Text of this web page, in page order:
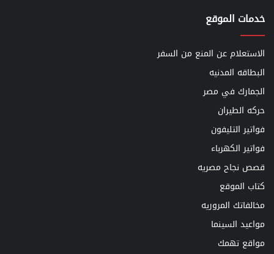
خدمات الموقع
الاستعلام عن المنع من السفر
البطاقه المدنيه
الجمارك في مصر
حركه الطيران
فواتير التليفون
فواتير الكهرباء
قصص نجاح مصريه
كتاب الموقع
مخالفاتك المروريه
مواعيد السينما
مواقع تهمك